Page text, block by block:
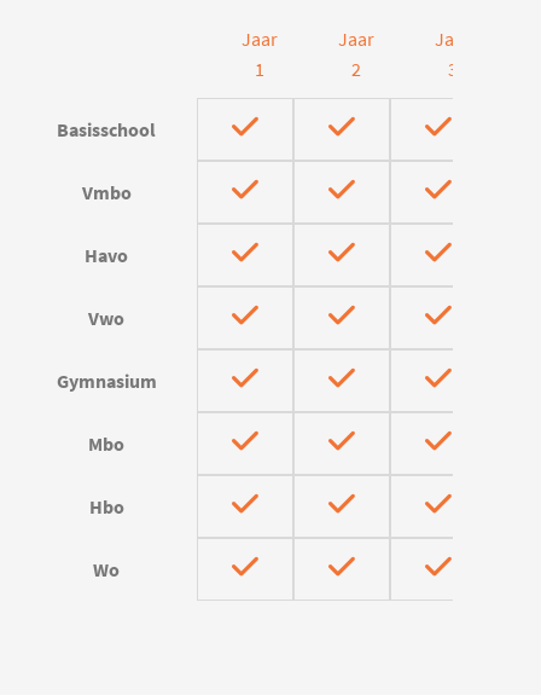
Jaar
1
Jaar
2
Jaar
3
Basisschool
Vmbo
Havo
Vwo
Gymnasium
Mbo
Hbo
Wo